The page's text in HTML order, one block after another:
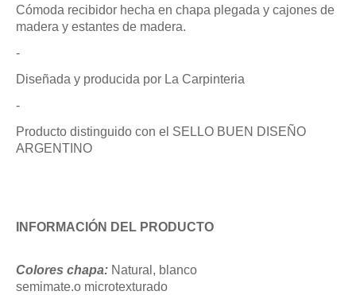
Cómoda recibidor hecha en chapa plegada y cajones de
madera y estantes de madera.
-
Diseñada y producida por La Carpinteria
-
Producto distinguido con el SELLO BUEN DISEÑO
ARGENTINO
INFORMACIÓN DEL PRODUCTO
Colores chapa: Natural, blanco
semimate.o microtexturado